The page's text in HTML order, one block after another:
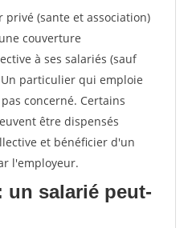
(sante et association)
couverture
à ses salariés (sauf
particulier qui emploie
concerné. Certains
être dispensés
et bénéficier d'un
l'employeur.
un salarié peut-